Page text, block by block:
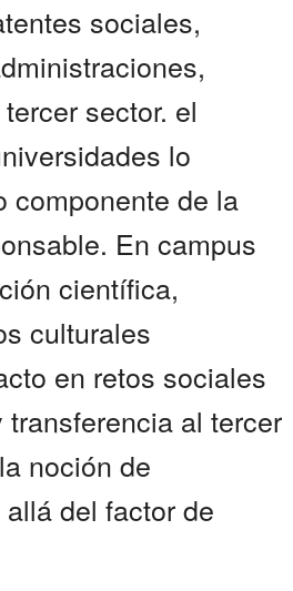
sociales,
sector. el
lo
componente de la
En campus
científica,
culturales
en retos sociales
al tercer
noción de
del factor de